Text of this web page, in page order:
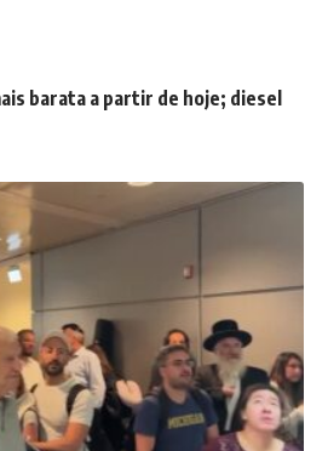
barata a partir de hoje; diesel